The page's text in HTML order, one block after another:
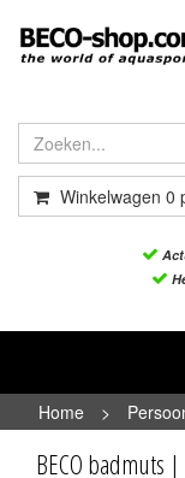
Winkelwagen 0
Home
>
badmuts | silicone |
BECO